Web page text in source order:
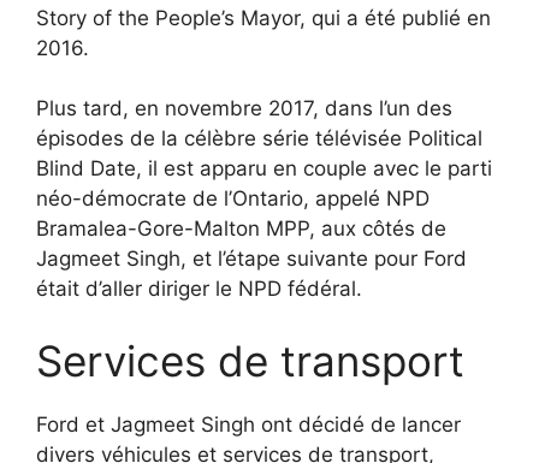
Story of the People’s Mayor, qui a été publié en
2016.
Plus tard, en novembre 2017, dans l’un des
épisodes de la célèbre série télévisée Political
Blind Date, il est apparu en couple avec le parti
néo-démocrate de l’Ontario, appelé NPD
Bramalea-Gore-Malton MPP, aux côtés de
Jagmeet Singh, et l’étape suivante pour Ford
était d’aller diriger le NPD fédéral.
Services de transport
Ford et Jagmeet Singh ont décidé de lancer
divers véhicules et services de transport,